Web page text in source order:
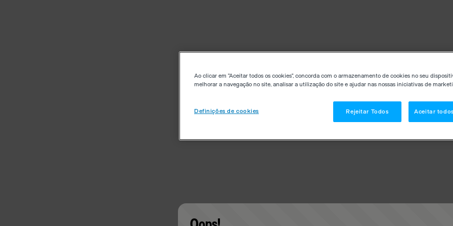
Ao clicar em "Aceitar todos os cookies", concorda com o armazenamento de cookies no seu
melhorar a navegação no site, analisar a utilização do site e ajudar nas nossas iniciativas de
Definições de cookies Rejeitar Todos Aceitar